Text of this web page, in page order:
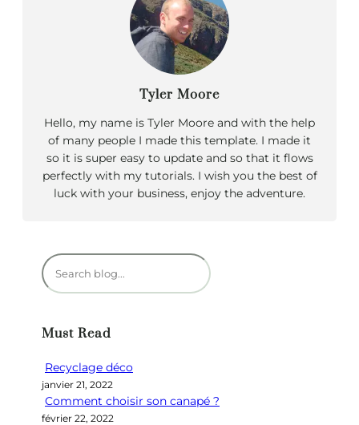
Tyler Moore
Hello, my name is Tyler Moore and with the help
of many people I made this template. I made it
so it is super easy to update and so that it flows
perfectly with my tutorials. I wish you the best of
luck with your business, enjoy the adventure.
R
e
e
c
h
e
Must Read
Recyclage déco
janvier 21, 2022
Comment choisir son canapé ?
février 22, 2022